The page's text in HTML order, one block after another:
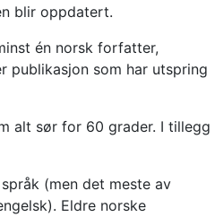
blir oppdatert.
én norsk forfatter,
publikasjon som har utspring
alt sør for 60 grader. I tillegg
(men det meste av
Eldre norske